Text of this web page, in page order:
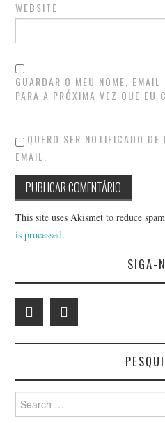
WEBSITE
GUARDAR O MEU NOME, EMAIL
PARA A PRÓXIMA VEZ QUE EU
QUERO SER NOTIFICADO DE
EMAIL.
This site uses Akismet to reduce
is processed.
SIGA-
Search
for: